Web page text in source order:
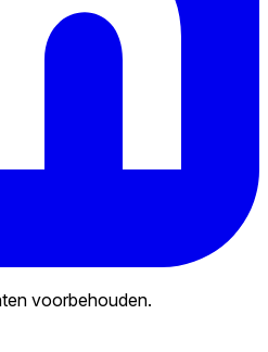
voorbehouden.